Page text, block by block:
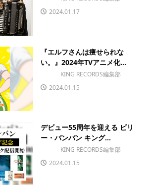
2024.01.17
『エルフさんは痩せられな
い。』2024年TVアニメ化...
KING RECORDS編集部
2024.01.15
デビュー55周年を迎える ビリ
ー・バンバン キング...
KING RECORDS編集部
2024.01.15